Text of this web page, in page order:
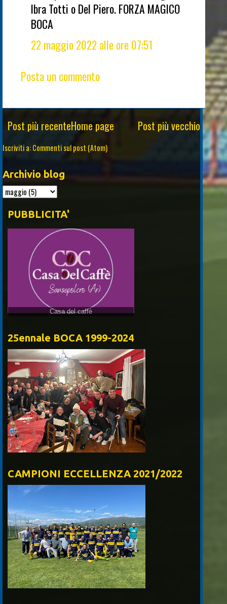
Ibra Totti o Del Piero. FORZA MAGICO
BOCA
22 maggio 2022 alle ore 07:51
Posta un commento
Post più recente Post più vecchio
Home page
Iscriviti a:Commenti sul post (Atom)
Archivio blog
PUBBLICITA'
25ennale BOCA 1999-2024
CAMPIONI ECCELLENZA 2021/2022